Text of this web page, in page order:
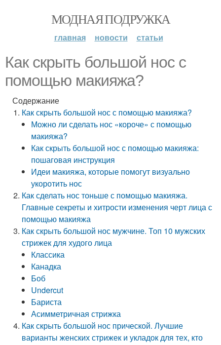
МОДНАЯ ПОДРУЖКА
главная новости статьи
Как скрыть большой нос с
помощью макияжа?
Содержание
Как скрыть большой нос с помощью макияжа?
Можно ли сделать нос «короче» с помощью
макияжа?
Как скрыть большой нос с помощью макияжа:
пошаговая инструкция
Идеи макияжа, которые помогут визуально
укоротить нос
Как сделать нос тоньше с помощью макияжа.
Главные секреты и хитрости изменения черт лица с
помощью макияжа
Как скрыть большой нос мужчине. Топ 10 мужских
стрижек для худого лица
Классика
Канадка
Боб
Undercut
Бариста
Асимметричная стрижка
Как скрыть большой нос прической. Лучшие
варианты женских стрижек и укладок для тех, кто